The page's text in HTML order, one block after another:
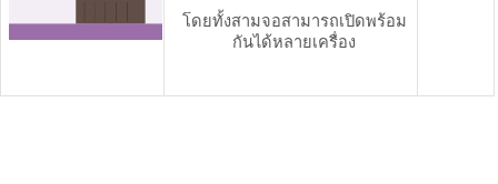
โดยทั้งสามจอสามารถเปิดพร้อม
กันได้หลายเครื่อง